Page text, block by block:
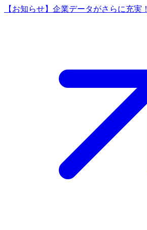
【お知らせ】企業データがさらに充実！